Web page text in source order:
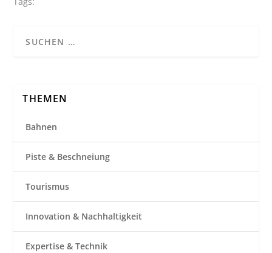
THEMEN
Bahnen
Piste & Beschneiung
Tourismus
Innovation & Nachhaltigkeit
Expertise & Technik